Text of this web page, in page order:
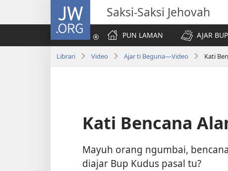
JW.ORG Saksi-Saksi Jehovah
PUN LAMAN
AJAR
Librari Video Ajar ti Beguna—Video Kati
Kati Bencana
Mayuh orang ngumbai,
diajar Bup Kudus pasal tu?